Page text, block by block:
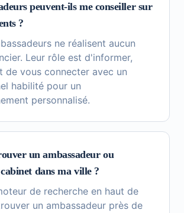
peuvent-ils me conseiller sur
?
ne réalisent aucun
Leur rôle est d'informer,
de vous connecter avec un
habilité pour un
personnalisé.
un ambassadeur ou
dans ma ville ?
de recherche en haut de
un ambassadeur près de